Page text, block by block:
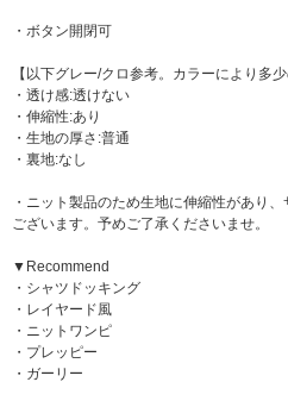
・ボタン開閉可
【以下グレー/クロ参考。カラーにより多少
・透け感:透けない
・伸縮性:あり
・生地の厚さ:普通
・裏地:なし
・ニット製品のため生地に伸縮性があり
ございます。予めご了承くださいませ。
▼Recommend
・シャツドッキング
・レイヤード風
・ニットワンピ
・プレッピー
・ガーリー